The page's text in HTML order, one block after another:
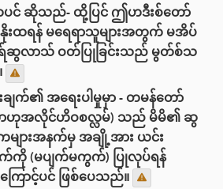
င် ဆိုသည်- ထို့ပြင် ဤဟဒီးစ်တော်
းထရန် မရေရာသူများအတွက် မအိပ်
ဆွလာသ် ဝတ်ပြုခြင်းသည် မွတ်စ်သ
က်၏ အရေးပါမှုမှာ - တမန်တော်
ာဟုအလိုင်ဟိဝစလ္လမ်) သည် မိမိ၏ ဆွ
ျားအနက်မှ အချို့အား ယင်း
ကို (မပျက်မကွက်) ပြုလုပ်ရန်
ြောင့်ပင် ဖြစ်ပေသည်။